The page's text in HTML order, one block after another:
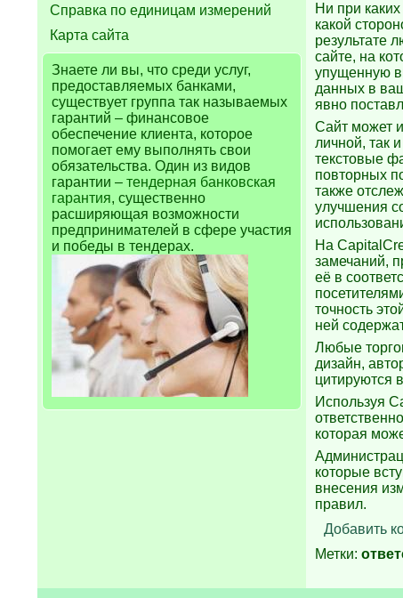
Ни при
какой
результате
сайте, на
упущенную
данных в
явно
Сайт может
личной, так
текстовые
повторных
также
улучшения
На
замечаний,
её в
точность
ней
Любые
дизайн,
цитируются
Используя
которая
которые
внесения
правил.
Добавить
Метки:
Справка по единицам измерений
Карта сайта
Знаете ли вы, что среди услуг,
предоставляемых банками,
существует группа так называемых
гарантий – финансовое
обеспечение клиента, которое
помогает ему выполнять свои
обязательства. Один из видов
гарантии – тендерная банковская
гарантия, существенно
расширяющая возможности
предпринимателей в сфере участия
и победы в тендерах.